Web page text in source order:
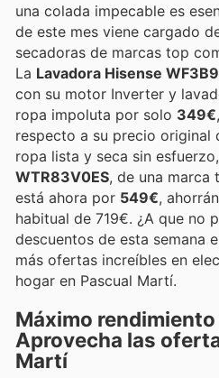
una colada impecable es
de este mes viene cargado
secadoras de marcas top
La Lavadora Hisense
con su motor Inverter y
ropa impoluta por solo 349€
respecto a su precio original
ropa lista y seca sin
WTR83V0ES, de una marca
está ahora por 549€,
habitual de 719€. ¿A que no
descuentos de esta semana
más ofertas increíbles en
hogar en Pascual Martí.
Máximo
Aprovecha las
Martí